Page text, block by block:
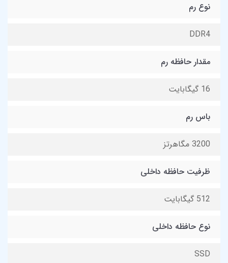
نوع رم
DDR4
مقدار حافظه رم
16 گیگابایت
باس رم
3200 مگاهرتز
ظرفیت حافظه داخلی
512 گیگابایت
نوع حافظه داخلی
SSD